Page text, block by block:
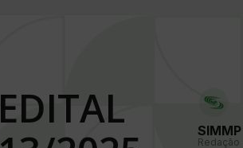
EDITAL
SIMMP
Redação